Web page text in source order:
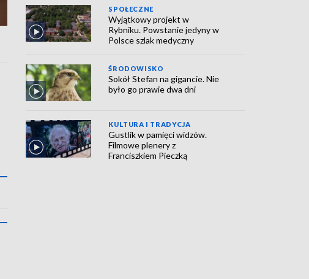
SPOŁECZNE
Wyjątkowy projekt w
Rybniku. Powstanie jedyny w
Polsce szlak medyczny
ŚRODOWISKO
Sokół Stefan na gigancie. Nie
było go prawie dwa dni
KULTURA I TRADYCJA
Gustlik w pamięci widzów.
Filmowe plenery z
Franciszkiem Pieczką